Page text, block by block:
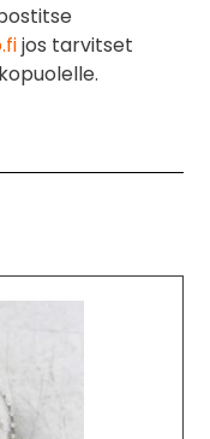
jos tarvitset